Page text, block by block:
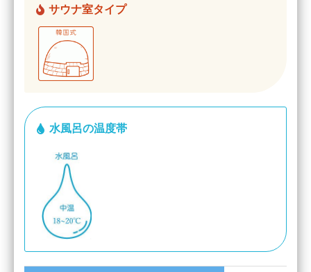
サウナ室タイプ
水風呂の温度帯